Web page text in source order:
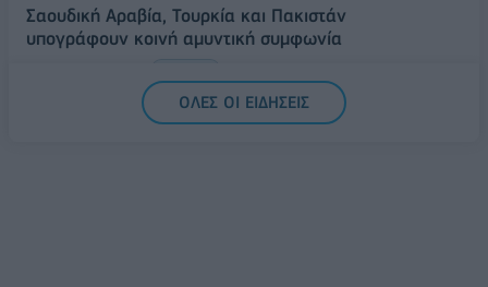
Σαουδική Αραβία, Τουρκία και Πακιστάν
υπογράφουν κοινή αμυντική συμφωνία
ΟΛΕΣ ΟΙ ΕΙΔΗΣΕΙΣ